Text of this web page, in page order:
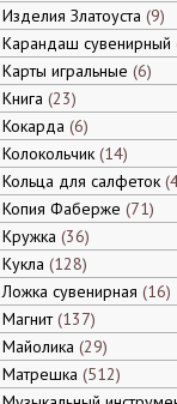
Изделия Златоуста 9
Карандаш сувенирный
Карты игральные 6
Книга 23
Кокарда 6
Колокольчик 14
Кольца для салфеток
Копия Фаберже 71
Кружка 36
Кукла 128
Ложка сувенирная 16
Магнит 137
Майолика 29
Матрешка 512